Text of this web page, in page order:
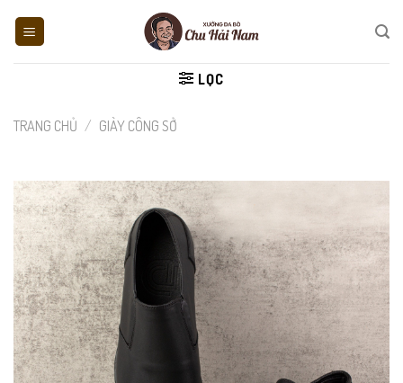
LỌC
TRANG CHỦ / GIÀY CÔNG SỞ